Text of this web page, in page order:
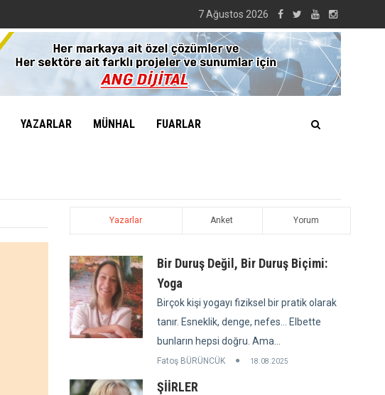
7 Ağustos 2026
YAZARLAR MÜNHAL FUARLAR
Yazarlar Anket Yorum
Bir Duruş Değil, Bir Duruş Biçimi:
Yoga
Birçok kişi yogayı fiziksel bir pratik olarak
tanır. Esneklik, denge, nefes... Elbette
bunların hepsi doğru. Ama...
Fatoş BÜRÜNCÜK 18.08.2025
ŞİİRLER